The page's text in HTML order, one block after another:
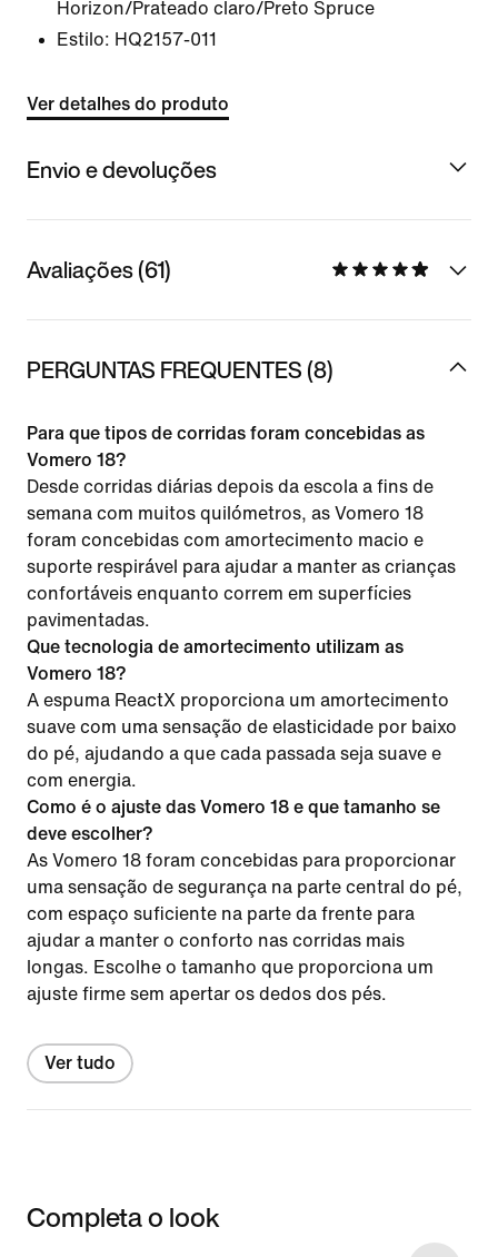
Horizon/Prateado claro/Preto Spruce
Estilo: HQ2157-011
Ver detalhes do produto
Envio e devoluções
Avaliações (61)
PERGUNTAS FREQUENTES (8)
Para que tipos de corridas foram concebidas as
Vomero 18?
Desde corridas diárias depois da escola a fins de
semana com muitos quilómetros, as Vomero 18
foram concebidas com amortecimento macio e
suporte respirável para ajudar a manter as crianças
confortáveis enquanto correm em superfícies
pavimentadas.
Que tecnologia de amortecimento utilizam as
Vomero 18?
A espuma ReactX proporciona um amortecimento
suave com uma sensação de elasticidade por baixo
do pé, ajudando a que cada passada seja suave e
com energia.
Como é o ajuste das Vomero 18 e que tamanho se
deve escolher?
As Vomero 18 foram concebidas para proporcionar
uma sensação de segurança na parte central do pé,
com espaço suficiente na parte da frente para
ajudar a manter o conforto nas corridas mais
longas. Escolhe o tamanho que proporciona um
ajuste firme sem apertar os dedos dos pés.
Ver tudo
Completa o look